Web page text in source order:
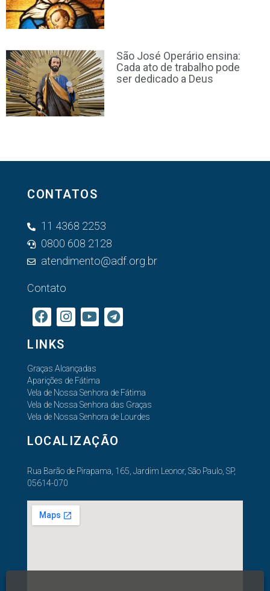
São José Operário ensina:
Cada ato de trabalho pode
ser dedicado a Deus
CONTATOS
11 4368 2253
0800 608 2128
atendimento@adf.org.br
Contato
LINKS
Graças Alcançadas
Aparições de Fátima
Vela de Nossa Senhora de Fátima
Vela de Nossa Senhora das Graças
Vela de Nossa Senhora de Lourdes
LOCALIZAÇÃO
Rua Barão de Pirapama, 165, Jardim Leonor, São Paulo, SP,
05614-070